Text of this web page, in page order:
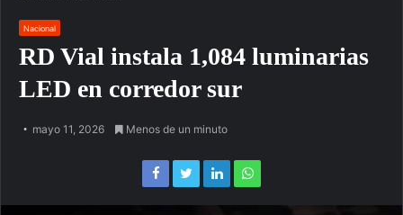
Nacional
RD Vial instala 1,084 luminarias
LED en corredor sur
mayo 11, 2026 Menos de un minuto